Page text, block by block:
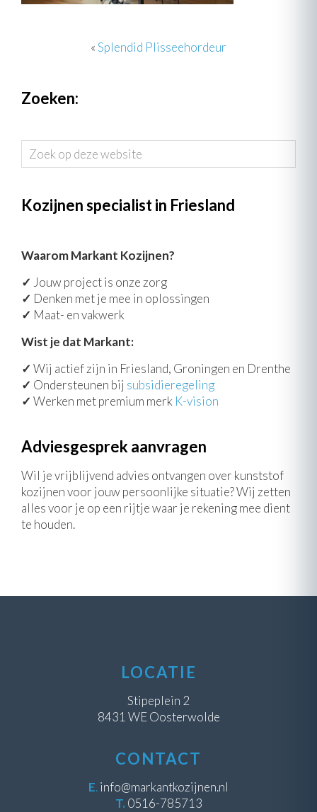
«Splendid Plisseehordeur
Zoeken:
Zoek
op
website
Kozijnen specialist in Friesland
Waarom Markant Kozijnen?
✓ Jouw project is onze zorg
✓ Denken met je mee in oplossingen
✓ Maat- en vakwerk
Wist je dat Markant:
✓ Wij actief zijn in Friesland, Groningen en Drenthe
✓ Ondersteunen bij subsidieregeling
✓ Werken met premium merk K-vision
Adviesgesprek aanvragen
Wil je vrijblijvend advies ontvangen over kunststof
kozijnen voor jouw persoonlijke situatie? Wij zetten
alles voor je op een rijtje waar je rekening mee dient
te houden.
LOCATIE
Stipeplein 2
8431 WE Oosterwolde
CONTACT
E.info@markantkozijnen.nl
T. 0516-785713